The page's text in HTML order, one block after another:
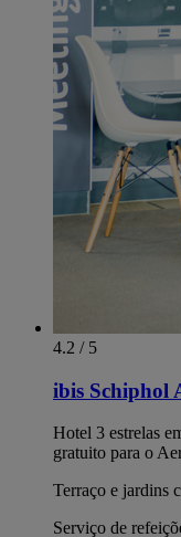
4.2 / 5
ibis Schiphol
Hotel 3 estrelas
gratuito para o
Terraço e jardins
Serviço de